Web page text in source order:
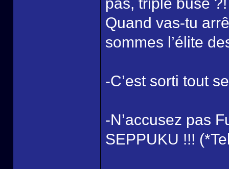
Quand vas-tu
sommes l’élite
-C’est sorti tout
-N’accusez pas
SEPPUKU !!!